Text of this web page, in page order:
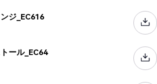
ジ_EC616
ール_EC64